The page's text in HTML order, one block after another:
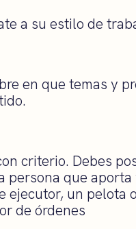
a su estilo de
en que temas y
criterio. Debes
persona que aporta
ejecutor, un pelota o
de órdenes